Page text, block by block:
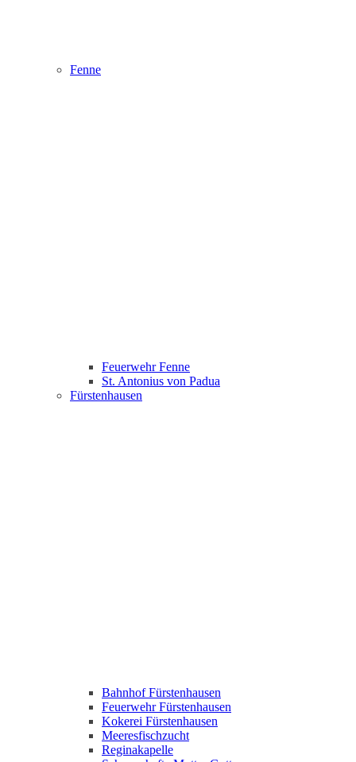
Fenne
Feuerwehr Fenne
St. Antonius von Padua
Fürstenhausen
Bahnhof Fürstenhausen
Feuerwehr Fürstenhausen
Kokerei Fürstenhausen
Meeresfischzucht
Reginakapelle